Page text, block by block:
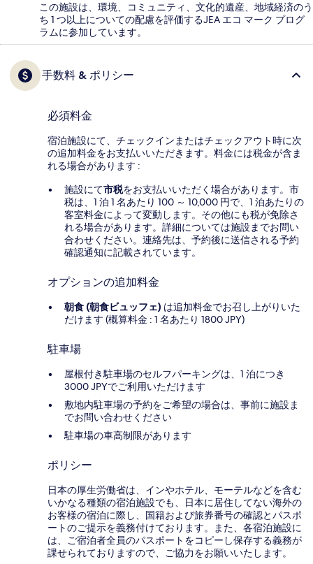
この施設は、環境、コミュニティ、文化的遺産、地域経済のう
ち 1 つ以上についての配慮を評価するJEA エコ マーク プログ
ラムに参加しています。
手数料 & ポリシー
必須料金
宿泊施設にて、チェックインまたはチェックアウト時に次
の追加料金をお支払いいただきます。料金には税金が含ま
れる場合があります :
施設にて市税をお支払いいただく場合があります。市
税は、1 泊 1 名あたり 100 ～ 10,000 円で、1 泊あたりの
客室料金によって変動します。その他にも税が免除さ
れる場合があります。詳細については施設までお問い
合わせください。連絡先は、予約後に送信される予約
確認通知に記載されています。
オプションの追加料金
朝食 (朝食ビュッフェ) は追加料金でお召し上がりいた
だけます (概算料金 : 1 名あたり 1800 JPY)
駐車場
屋根付き駐車場のセルフパーキングは、1 泊につき
3000 JPYでご利用いただけます
敷地内駐車場の予約をご希望の場合は、事前に施設ま
でお問い合わせください
駐車場の車高制限があります
ポリシー
日本の厚生労働省は、インやホテル、モーテルなどを含む
いかなる種類の宿泊施設でも、日本に​居住してない海外の
お客様の宿泊に際し、国籍および旅券番号の確認とパスポ
ートのご提示を義務付け​ております。また、各宿泊施設に
は、ご宿泊者全員のパスポートをコピーし保存する義務が
課せられておりますの​で、ご協力をお願いいたします。